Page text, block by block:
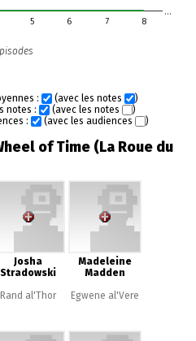
5 6 7 8
…
: (avec les notes
)
notes :
(avec les notes
)
:
(avec les audiences )
of Time (La Roue du
Josha
Stradowski
Rand al'Thor
Madeleine
Madden
Egwene al'Vere